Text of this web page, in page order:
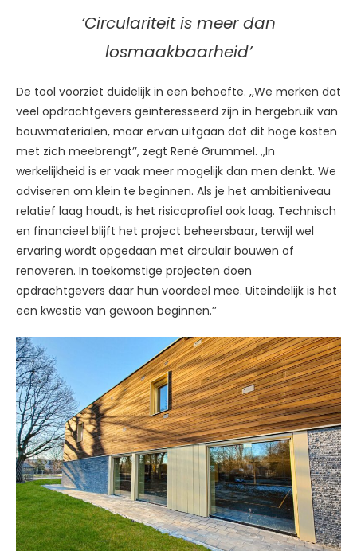
‘Circulariteit is meer dan
losmaakbaarheid’
De tool voorziet duidelijk in een behoefte. ,,We merken dat
veel opdrachtgevers geïnteresseerd zijn in hergebruik van
bouwmaterialen, maar ervan uitgaan dat dit hoge kosten
met zich meebrengt’’, zegt René Grummel. ,,In
werkelijkheid is er vaak meer mogelijk dan men denkt. We
adviseren om klein te beginnen. Als je het ambitieniveau
relatief laag houdt, is het risicoprofiel ook laag. Technisch
en financieel blijft het project beheersbaar, terwijl wel
ervaring wordt opgedaan met circulair bouwen of
renoveren. In toekomstige projecten doen
opdrachtgevers daar hun voordeel mee. Uiteindelijk is het
een kwestie van gewoon beginnen.’’